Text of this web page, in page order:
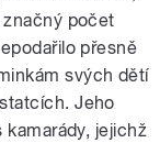
počet
přesně
svých dětí
Jeho
kamarády, jejichž